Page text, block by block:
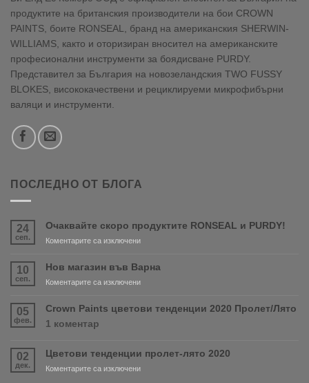
продуктите на британския производители на бои CROWN
PAINTS, боите RONSEAL, бранд на американския SHERWIN-
WILLIAMS, както и оторизиран вносител на американските
професионални инструменти за боядисване PURDY.
Представител за България на новозеландския TWO FUSSY
BLOKES, висококачествени и рециклируеми микрофибърни
валяци и инструменти.
ПОСЛЕДНО ОТ БЛОГА
24
сеп.
Очаквайте скоро продуктите RONSEAL и PURDY!
Коментарите са изключениза
продуктите
RONSEAL
PURDY!
10
сеп.
Нов магазин във Варна
Коментарите са изключениза
05
фев.
Crown Paints цветови тенденции 2020 Пролет/Лято
1 коментар
цветови
тенденции
02
дек.
Цветови тенденции пролет-лято 2020
Коментарите са изключениза